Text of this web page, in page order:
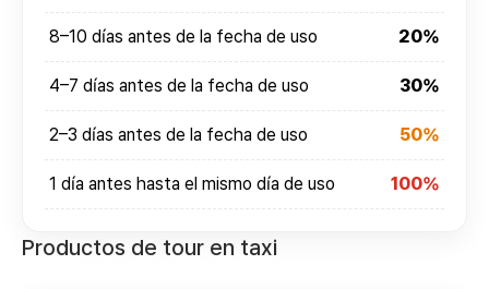
8–10 días antes de la fecha de uso 20%
4–7 días antes de la fecha de uso 30%
2–3 días antes de la fecha de uso 50%
1 día antes hasta el mismo día de uso 100%
Productos de tour en taxi